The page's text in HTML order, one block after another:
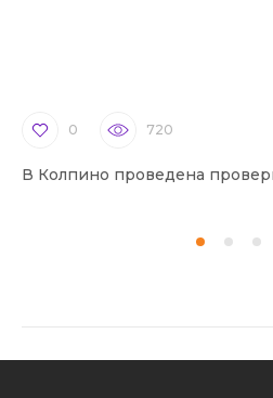
0 720
В Колпино проведена